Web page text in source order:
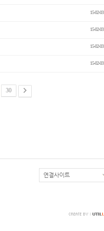
15-02-03
15-02-03
15-02-03
15-02-03
30